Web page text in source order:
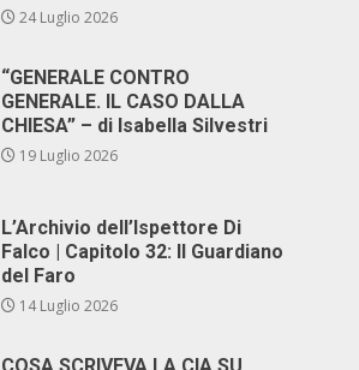
24 Luglio 2026
“GENERALE CONTRO
GENERALE. IL CASO DALLA
CHIESA” – di Isabella Silvestri
19 Luglio 2026
L’Archivio dell’Ispettore Di
Falco | Capitolo 32: Il Guardiano
del Faro
14 Luglio 2026